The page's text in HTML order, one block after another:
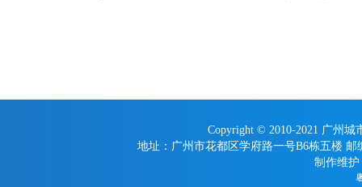
Copyright © 2010-2021 广州城
地址：广州市花都区学府路一号B6栋五楼 邮
制作维护